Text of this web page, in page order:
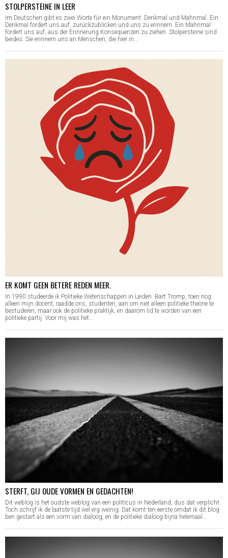
STOLPERSTEINE IN LEER
Im Deutschen gibt es zwei Worte für ein Monument: Denkmal und Mahnmal. Ein
Denkmal fordert uns auf, zurückzublicken und uns zu erinnern. Ein Mahnmal
fordert uns auf, aus der Erinnerung Konsequenzen zu ziehen. Stolpersteine sind
beides. Sie erinnern uns an Menschen, die hier in…
ER KOMT GEEN BETERE REDEN MEER.
In 1990 studeerde ik Politieke Wetenschappen in Leiden. Bart Tromp, toen nog
alleen mijn docent, raadde ons, studenten, aan om niet alleen politieke theorie te
bestuderen, maar ook de politieke praktijk, en daarom lid te worden van een
politieke partij. Voor mij was het…
STERFT, GIJ OUDE VORMEN EN GEDACHTEN!
Dit weblog is het oudste weblog van een politicus in Nederland, dus dat verplicht.
Toch schrijf ik de laatste tijd wel erg weinig. Dat komt ten eerste omdat ik dit blog
ben gestart als een vorm van dialoog, en de politieke dialoog bijna helemaal…